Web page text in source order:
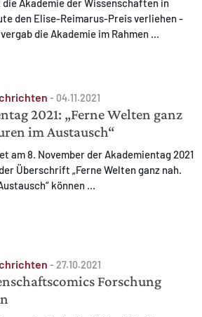
Akademie der Wissenschaften in
den Elise-Reimarus-Preis verliehen -
die Akademie im Rahmen ...
- 04.11.2021
2021: „Ferne Welten ganz
im Austausch“
am 8. November der Akademientag 2021
Überschrift „Ferne Welten ganz nah.
können ...
- 27.10.2021
Forschung